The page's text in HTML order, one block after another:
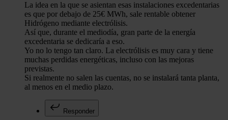
La idea en la que se asientan esas instalaciones excedentarias
es que por debajo de 25€ MWh, sale rentable obtener
Hidrógeno mediante electrólisis.
Así que, durante el mediodía, gran parte de la energía
excedentaria se dedicaría a eso.
Yo no lo tengo tan claro. La electrólisis es muy cara y tiene
muchas perdidas energéticas, incluso con las mejoras
previstas.
Si realmente no salen las cuentas, no se instalará tanta planta,
al menos en el medio plazo.
Responder